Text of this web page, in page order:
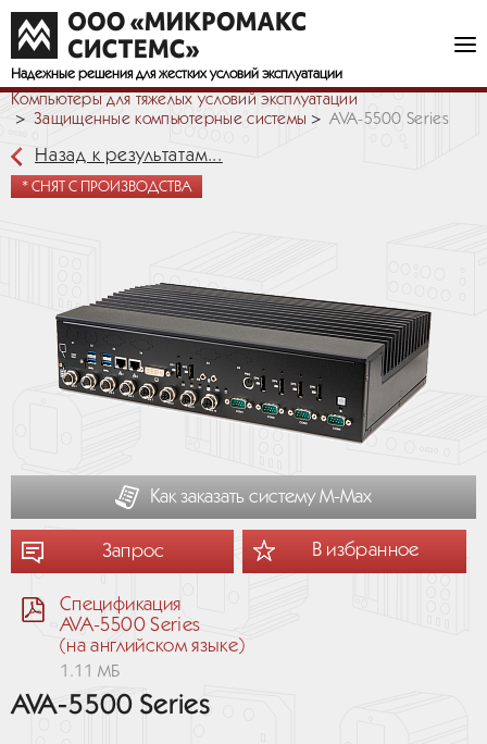
Надежные решения для жестких условий эксплуатации
Компьютеры для тяжелых условий эксплуатации
Защищенные компьютерные системы
AVA-5500 Series
Назад к результатам...
* СНЯТ С ПРОИЗВОДСТВА
Как заказать систему М-Мах
Запрос В избранное
Спецификация
AVA-5500 Series
(на английском языке)
1.11 МБ
AVA-5500 Series